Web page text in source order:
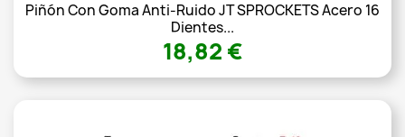
Piñón Con Goma Anti-Ruido JT SPROCKETS Acero 16
Dientes...
18,82 €